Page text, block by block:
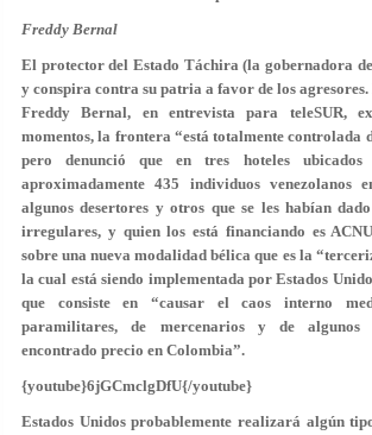
Freddy Bernal
El protector del Estado Táchira (la gobernadora
y conspira contra su patria a favor de los agresores.
Freddy Bernal, en entrevista para teleSUR,
momentos, la frontera “está totalmente controlada
pero denunció que en tres hoteles ubicados
aproximadamente 435 individuos venezolanos
algunos desertores y otros que se les habían
irregulares, y quien los está financiando es
sobre una nueva modalidad bélica que es la
la cual está siendo implementada por Estados
que consiste en “causar el caos interno
paramilitares, de mercenarios y de algunos
encontrado precio en Colombia”.
{youtube}6jGCmclgDfU{/youtube}
Estados Unidos probablemente realizará algún